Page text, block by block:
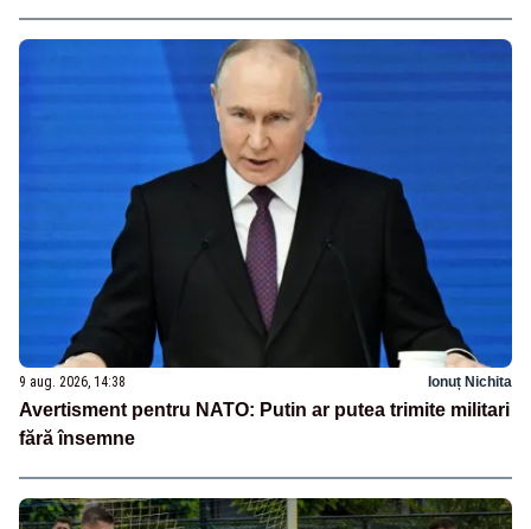
9 aug. 2026, 14:38 Ionuț Nichita
Avertisment pentru NATO: Putin ar putea trimite militari
fără însemne